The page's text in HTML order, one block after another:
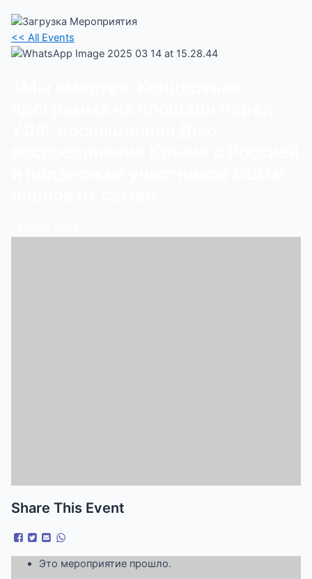
<< All Events
Share This Event
Это мероприятие прошло.